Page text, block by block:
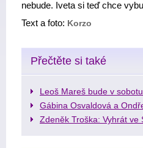
nebude. Iveta si teď chce
Text a foto: Korzo
Přečtěte si také
Leoš Mareš bude v
Gábina Osvaldová a
Zdeněk Troška: Vyhrát ve